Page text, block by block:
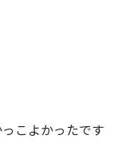
こよかったです